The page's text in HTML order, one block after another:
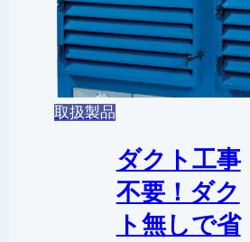
取扱製品
ダクト工事
不要！ダク
ト無しで省